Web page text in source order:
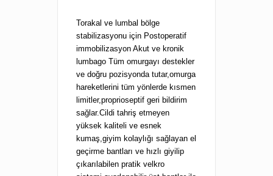
Torakal ve lumbal bölge
stabilizasyonu için Postoperatif
immobilizasyon Akut ve kronik
lumbago Tüm omurgayı destekler
ve doğru pozisyonda tutar,omurga
hareketlerini tüm yönlerde kısmen
limitler,proprioseptif geri bildirim
sağlar.Cildi tahriş etmeyen
yüksek kaliteli ve esnek
kumaş,giyim kolaylığı sağlayan el
geçirme bantları ve hızlı giyilip
çıkarılabilen pratik velkro